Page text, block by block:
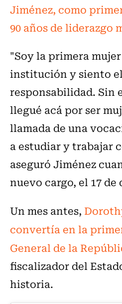
Jiménez, como
90 años de liderazgo
"Soy la primera
institución y siento el
responsabilidad. Sin
llegué acá por ser
llamada de una
a estudiar y trabajar
aseguró Jiménez
nuevo cargo, el 17
Un mes antes,
convertía en la
General de la
fiscalizador del
historia.